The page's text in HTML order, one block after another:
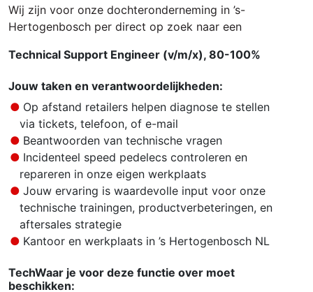
Wij zijn voor onze dochteronderneming in ’s-
Hertogenbosch per direct op zoek naar een
Technical Support Engineer (v/m/x), 80-100%
Jouw taken en verantwoordelijkheden:
Op afstand retailers helpen diagnose te stellen
via tickets, telefoon, of e-mail
Beantwoorden van technische vragen
Incidenteel speed pedelecs controleren en
repareren in onze eigen werkplaats
Jouw ervaring is waardevolle input voor onze
technische trainingen, productverbeteringen, en
aftersales strategie
Kantoor en werkplaats in ’s Hertogenbosch NL
TechWaar je voor deze functie over moet
beschikken: